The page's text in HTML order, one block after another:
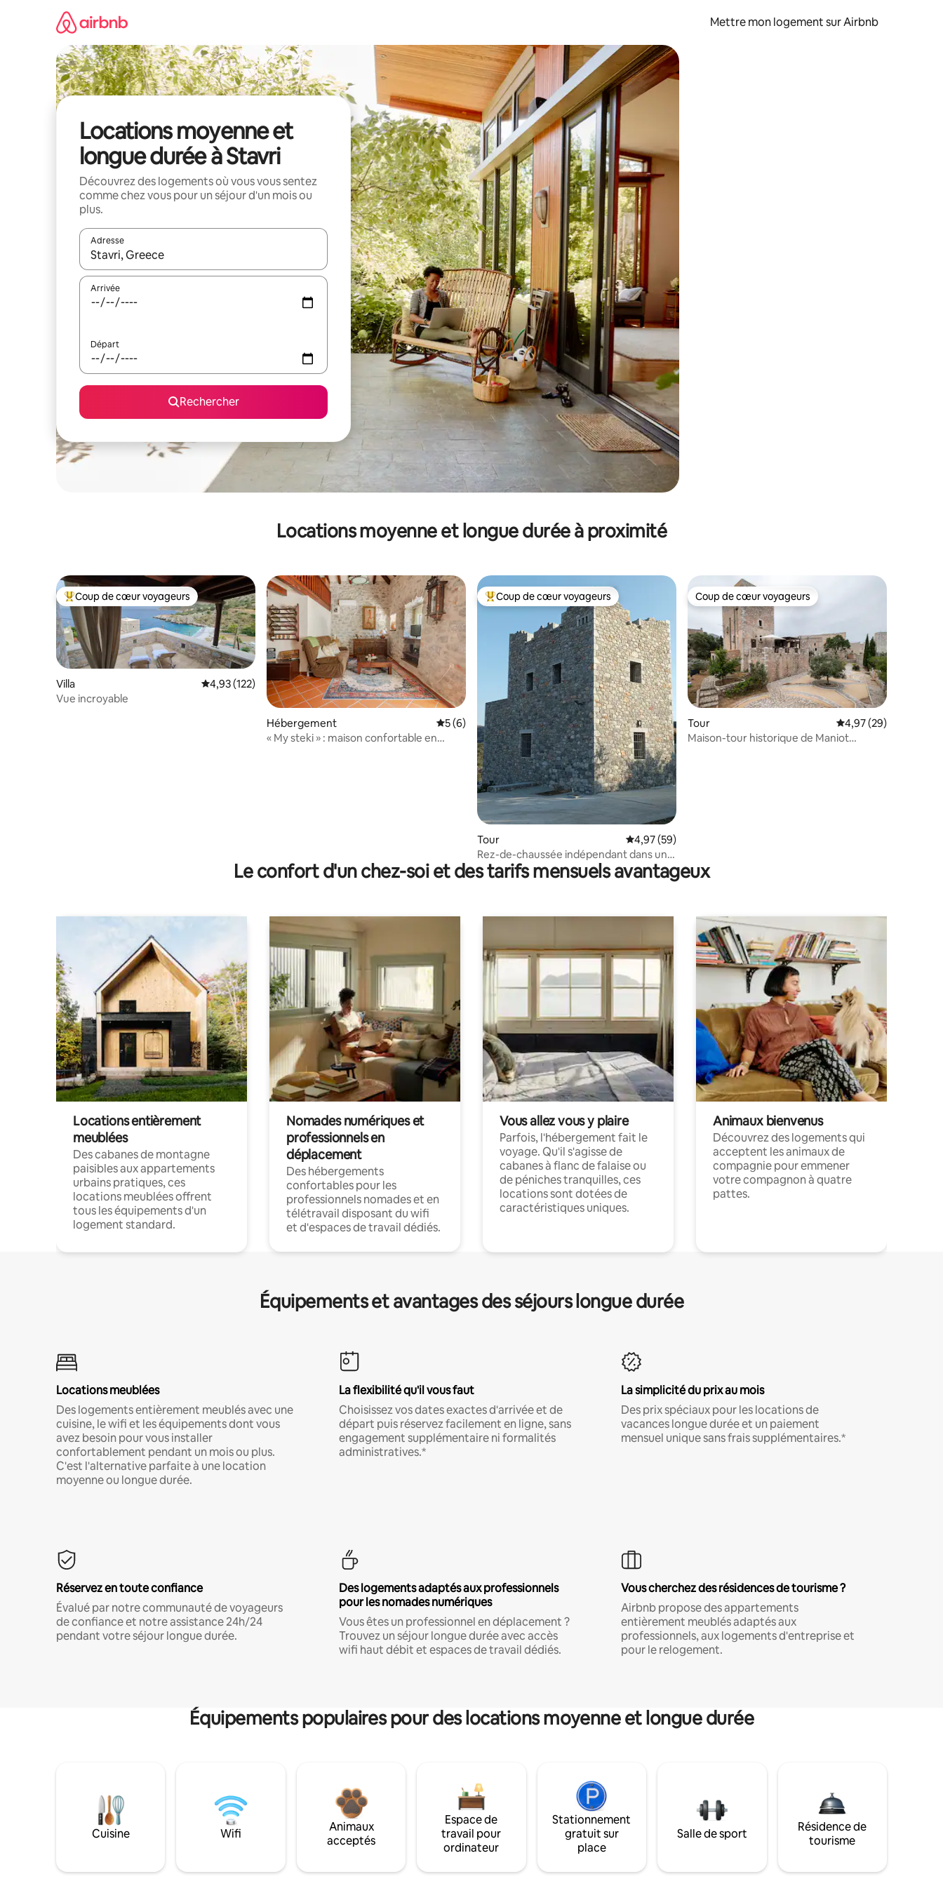
Mettre mon logement sur Airbnb
Locations moyenne et
longue durée à Stavri
Découvrez des logements où vous vous sentez
comme chez vous pour un séjour d'un mois ou
plus.
Adresse
Lorsque les résultats s'affichent, utilisez les flèches vers le haut et vers le bas pour les parcourir ou en appuyant et en faisant glisser.
Arrivée
Départ
Rechercher
Locations moyenne et longue durée à proximité
Coups de cœur voyageurs les plus appréciés
Coup de cœur voyageurs
Villa Évaluation moyenne sur la base de 122 commentaires : 4,93 sur 5
4,93 (122)
Vue incroyable
Hébergement
Évaluation moyenne sur la base de 6 commentaires : 5 sur 5
5 (6)
« My steki » : maison confortable en
Coups de cœur voyageurs les plus appréciés
Coup de cœur voyageurs
Tour Évaluation moyenne sur la base de 59 commentaires : 4,97 sur 5
4,97 (59)
Rez-de-chaussée indépendant dans une
maison tour en pierre
Coup de cœur voyageurs
Coup de cœur voyageurs
Tour Évaluation moyenne
4,97 (29)
Maison-tour historique de Maniot
Le confort d'un chez-soi et des tarifs mensuels avantageux
Locations entièrement
meublées
Des cabanes de montagne
paisibles aux appartements
urbains pratiques, ces
locations meublées offrent
tous les équipements d'un
logement standard.
Nomades numériques et
professionnels en
déplacement
Des hébergements
confortables pour les
professionnels nomades et en
télétravail disposant du wifi
et d'espaces de travail dédiés.
Vous allez vous y plaire
Parfois, l'hébergement fait le
voyage. Qu'il s'agisse de
cabanes à flanc de falaise ou
de péniches tranquilles, ces
locations sont dotées de
caractéristiques uniques.
Animaux bienvenus
Découvrez des logements qui
acceptent les animaux de
compagnie pour emmener
votre compagnon à quatre
pattes.
Équipements et avantages des séjours longue durée
Locations meublées
Des logements entièrement meublés avec une
cuisine, le wifi et les équipements dont vous
avez besoin pour vous installer
confortablement pendant un mois ou plus.
C'est l'alternative parfaite à une location
moyenne ou longue durée.
La flexibilité qu'il vous faut
Choisissez vos dates exactes d'arrivée et de
départ puis réservez facilement en ligne, sans
engagement supplémentaire ni formalités
administratives.*
La simplicité du prix au mois
Des prix spéciaux pour les locations de
vacances longue durée et un paiement
mensuel unique sans frais supplémentaires.*
Réservez en toute confiance
Évalué par notre communauté de voyageurs
de confiance et notre assistance 24h/24
pendant votre séjour longue durée.
Des logements adaptés aux professionnels
pour les nomades numériques
Vous êtes un professionnel en déplacement ?
Trouvez un séjour longue durée avec accès
wifi haut débit et espaces de travail dédiés.
Vous cherchez des résidences de tourisme ?
Airbnb propose des appartements
entièrement meublés adaptés aux
professionnels, aux logements d'entreprise et
pour le relogement.
Équipements populaires pour des locations moyenne et longue durée
Cuisine Wifi
Animaux
acceptés
Espace de
travail pour
ordinateur
Stationnement
gratuit sur
place
Salle de sport
Résidence de
tourisme